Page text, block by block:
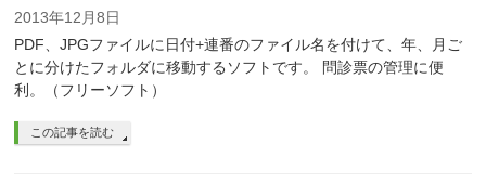
2013年12月8日
PDF、JPGファイルに日付+連番のファイル名を付けて、年、月ご
とに分けたフォルダに移動するソフトです。 問診票の管理に便
利。（フリーソフト）
この記事を読む